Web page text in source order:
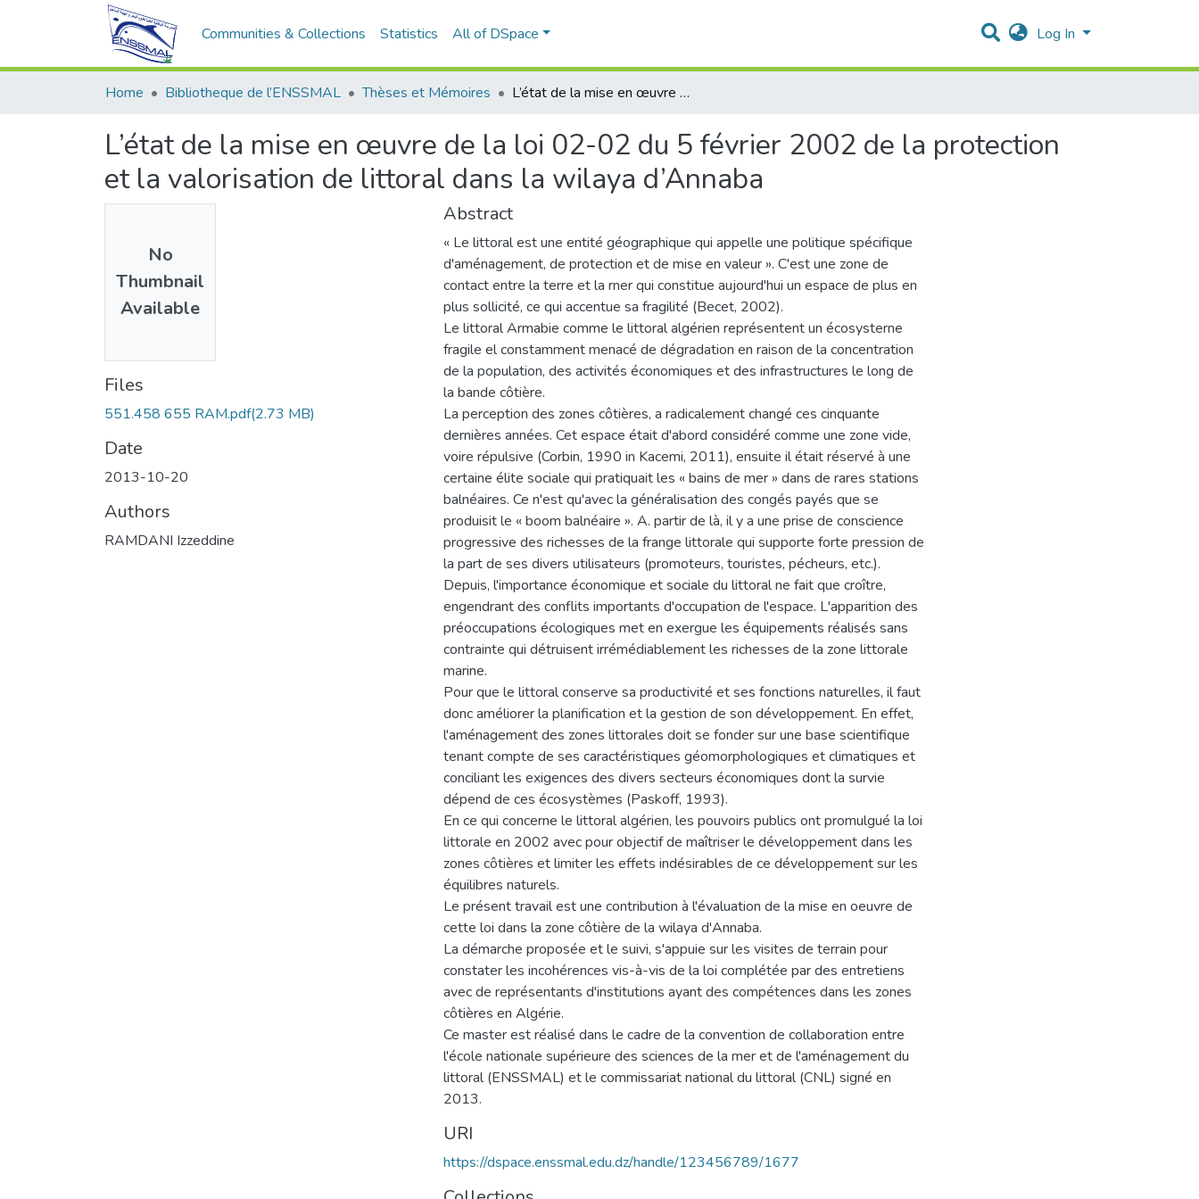
Communities & Collections Statistics All of DSpace Log In
Home Bibliotheque de l’ENSSMAL Thèses et Mémoires L’état de la mise en œuvre de la loi 02-02 du 5 février 2002 de la protection et la valorisation de littoral dans la wilaya d’Annaba
L’état de la mise en œuvre de la loi 02-02 du 5 février 2002 de la protection
et la valorisation de littoral dans la wilaya d’Annaba
No
Thumbnail
Available
Files
551.458 655 RAM.pdf(2.73 MB)
Date
2013-10-20
Authors
RAMDANI Izzeddine
Abstract
« Le littoral est une entité géographique qui appelle une politique spécifique
d'aménagement, de protection et de mise en valeur ». C'est une zone de
contact entre la terre et la rner qui constitue aujourd'hui un espace de plus en
plus sollicité, ce qui accentue sa fragilité (Becet, 2002).
Le littoral Armabie comme le littoral algérien représentent un écosysterne
fragile el constamment menacé de dégradation en raison de la concentration
de la population, des activités économiques et des infrastructures le long de
la bande côtière.
La perception des zones côtières, a radicalement changé ces cinquante
dernières années. Cet espace était d'abord considéré comme une zone vide,
voire répulsive (Corbin, 1990 in Kacemi, 2011), ensuite il était réservé à une
certaine élite sociale qui pratiquait les « bains de mer » dans de rares stations
balnéaires. Ce n'est qu'avec la généralisation des congés payés que se
produisit le « boom balnéaire ». A. partir de là, il y a une prise de conscience
progressive des richesses de la frange littorale qui supporte forte pression de
la part de ses divers utilisateurs (promoteurs, touristes, pécheurs, etc.).
Depuis, l'importance économique et sociale du littoral ne fait que croître,
engendrant des conflits importants d'occupation de l'espace. L'apparition des
préoccupations écologiques met en exergue les équipements réalisés sans
contrainte qui détruisent irrémédiablement les richesses de la zone littorale
marine.
Pour que le littoral conserve sa productivité et ses fonctions naturelles, il faut
donc améliorer la planification et la gestion de son développement. En effet,
l'aménagement des zones littorales doit se fonder sur une base scientifique
tenant compte de ses caractéristiques géomorphologiques et climatiques et
conciliant les exigences des divers secteurs économiques dont la survie
dépend de ces écosystèmes (Paskoff, 1993).
En ce qui concerne le littoral algérien, les pouvoirs publics ont promulgué la loi
littorale en 2002 avec pour objectif de maîtriser le développement dans les
zones côtières et limiter les effets indésirables de ce développement sur les
équilibres naturels.
Le présent travail est une contribution à l'évaluation de la mise en oeuvre de
cette loi dans la zone côtière de la wilaya d'Annaba.
La démarche proposée et le suivi, s'appuie sur les visites de terrain pour
constater les incohérences vis-à-vis de la loi complétée par des entretiens
avec de représentants d'institutions ayant des compétences dans les zones
côtières en Algérie.
Ce master est réalisé dans le cadre de la convention de collaboration entre
l'école nationale supérieure des sciences de la mer et de l'aménagement du
littoral (ENSSMAL) et le commissariat national du littoral (CNL) signé en
2013.
URI
https://dspace.enssmal.edu.dz/handle/123456789/1677